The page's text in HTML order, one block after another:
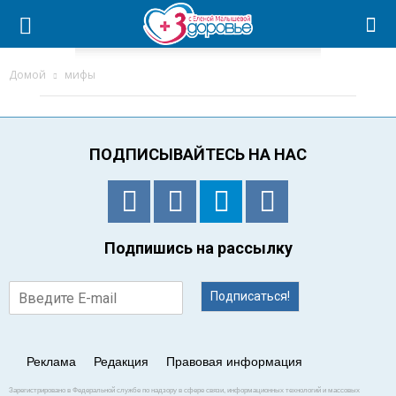
Домой мифы
ПОДПИСЫВАЙТЕСЬ НА НАС
Подпишись на рассылку
Подписаться!
Реклама Редакция Правовая информация
Зарегистрировано в Федеральной службе по надзору в сфере связи, информационных технологий и массовых